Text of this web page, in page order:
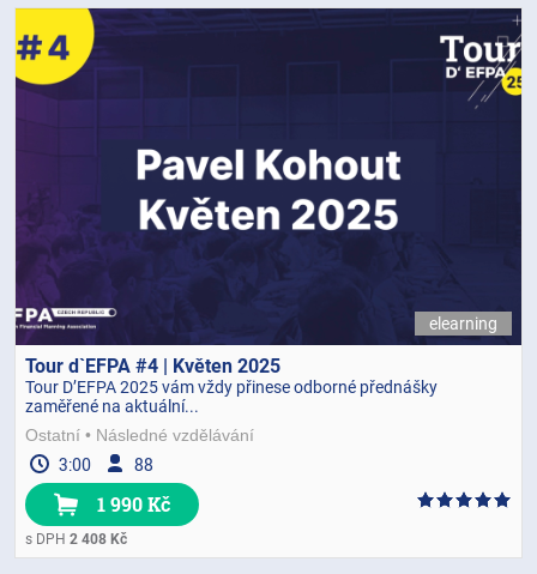
elearning
Tour d`EFPA #4 | Květen 2025
Tour D’EFPA 2025 vám vždy přinese odborné přednášky
zaměřené na aktuální...
Ostatní
Následné vzdělávání
3:00 88
1 990 Kč
s DPH 2 408 Kč